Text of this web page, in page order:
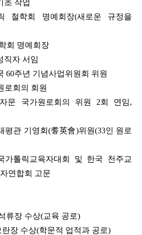
초 작업
철학회 명예회장(새로운 규정을
회 명예회장
직자 서임
60주년 기념사업위원회 위원
로회의 회원
문 국가원로회의 위원 2회 연임,
평관 기영회(耆英會)위원(33인 원로
가톨릭교육자대회 및 한국 천주교
연합회 고문
류장 수상(교육 공로)
란장 수상(학문적 업적과 공로)